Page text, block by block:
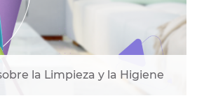
la Limpieza y la Higiene